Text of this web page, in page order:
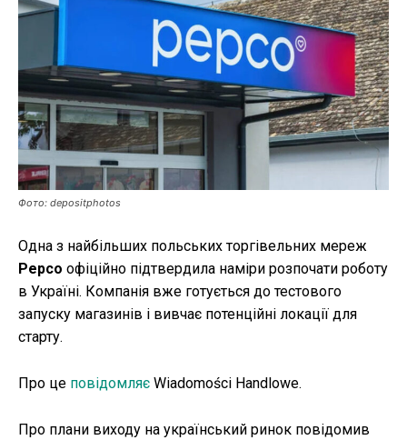
Робота і освіта
Публікації
ФОП
Курс валют
Фото: depositphotos
Одна з найбільших польських торгівельних мереж
Pepco офіційно підтвердила наміри розпочати роботу
в Україні. Компанія вже готується до тестового
запуску магазинів і вивчає потенційні локації для
старту.
Про це повідомляє Wiadomości Handlowe.
Про плани виходу на український ринок повідомив